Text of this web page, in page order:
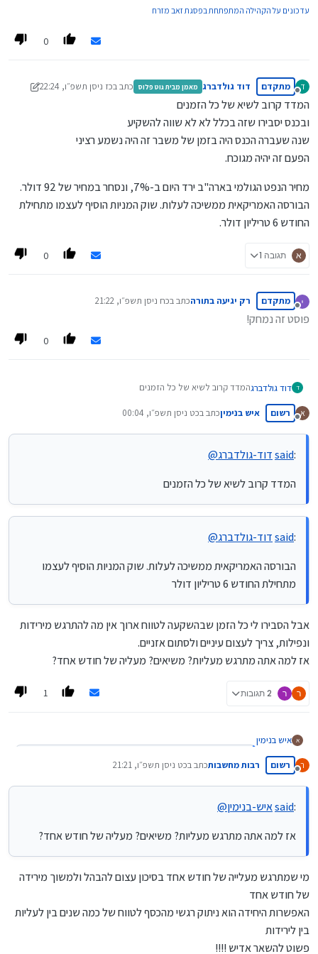
עדכונים על הקהילה המתפתחת בפסגת זאב מזרח
0
ד
מנותק
מתקדם דוד גולדברג מאמן מבית גוט פלוס כתב בכז ניסן תשפ״ו, 22:24
נערך לאחרונה על ידי ארגון בנקל
המדד קרוב לשיא של כל הזמנים
ובכנס יסבירו שזה בכלל לא לא שווה להשקיע
שנה שעברה הכנס היה בזמן של משבר זה היה נשמע רציני
הפעם זה יהיה מגוכח.
מחיר הנפט הגולמי בארה"ב ירד היום ב-7%, ונסחר במחיר של 92 דולר.
הבורסה האמריקאית ממשיכה לעלות. שוק המניות הוסיף לעצמו מתחילת
החודש 6 טריליון דולר.
א תגובה 1 0
מנותק
מתקדם רק יגיעה בתורהכתב בכח ניסן תשפ״ו, 21:22
נערך לאחרונה על ידי
פוסט זה נמחק!
0
ד דוד גולדברגהמדד קרוב לשיא של כל הזמנים
שנה שעברה הכנס היה בזמן של משבר זה היה נשמע רציני
א
מנותק
רשום איש בנימיןכתב בכט ניסן תשפ״ו, 00:04
נערך לאחרונה על ידי
@דוד-גולדברגsaid:
המדד קרוב לשיא של כל הזמנים
@דוד-גולדברגsaid:
הבורסה האמריקאית ממשיכה לעלות. שוק המניות הוסיף לעצמו
מתחילת החודש 6 טריליון דולר
אבל הסבירו לי כל הזמן שבהשקעה לטווח ארוך אין מה להתרגש מירידות
ונפילות, צריך לעצום עיניים ולסתום אזניים.
אז למה אתה מתרגש מעליות? משיאים? מעליה של חודש אחד?
ר ר 2 תגובות 1
א איש בנימין
@דוד-גולדברגsaid :
המדד קרוב לשיא של כל הזמנים
דוד-גולדברגsaid:
הבורסה האמריקאית ממשיכה לעלות. שוק המניות הוסיף
אבל הסבירו לי כל הזמן שבהשקעה לטווח ארוך אין מה להתרגש
ר
מנותק
רשום רבות מחשבותכתב בכט ניסן תשפ״ו, 21:21
נערך לאחרונה על ידי
@איש-בנימיןsaid:
אז למה אתה מתרגש מעליות? משיאים? מעליה של חודש אחד?
מי שמתרגש מעלייה של חודש אחד בסיכון עצום להבהל ולמשוך מירידה
של חודש אחד
האפשרות היחידה הוא ניתוק רגשי מהכסף לטווח של כמה שנים בין לעליות
בין לירידות
פשוט להשאר אדיש !!!!